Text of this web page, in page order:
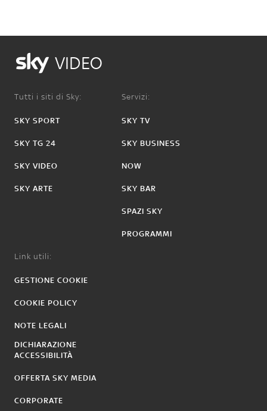
VIDEO
Tutti i siti di Sky:
SKY SPORT
SKY TG 24
SKY VIDEO
SKY ARTE
Servizi:
SKY TV
SKY BUSINESS
NOW
SKY BAR
SPAZI SKY
PROGRAMMI
Link utili:
GESTIONE COOKIE
COOKIE POLICY
NOTE LEGALI
DICHIARAZIONE
ACCESSIBILITÀ
OFFERTA SKY MEDIA
CORPORATE